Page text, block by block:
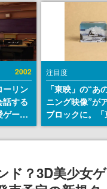
2002
ーリン
話する
ゲーム
ウルラ
返事に
注目度
「東映」の“あ
ニング映像”が
ブロックに。
トリカル グッ
ョン」が8月下
ド？3D美少女